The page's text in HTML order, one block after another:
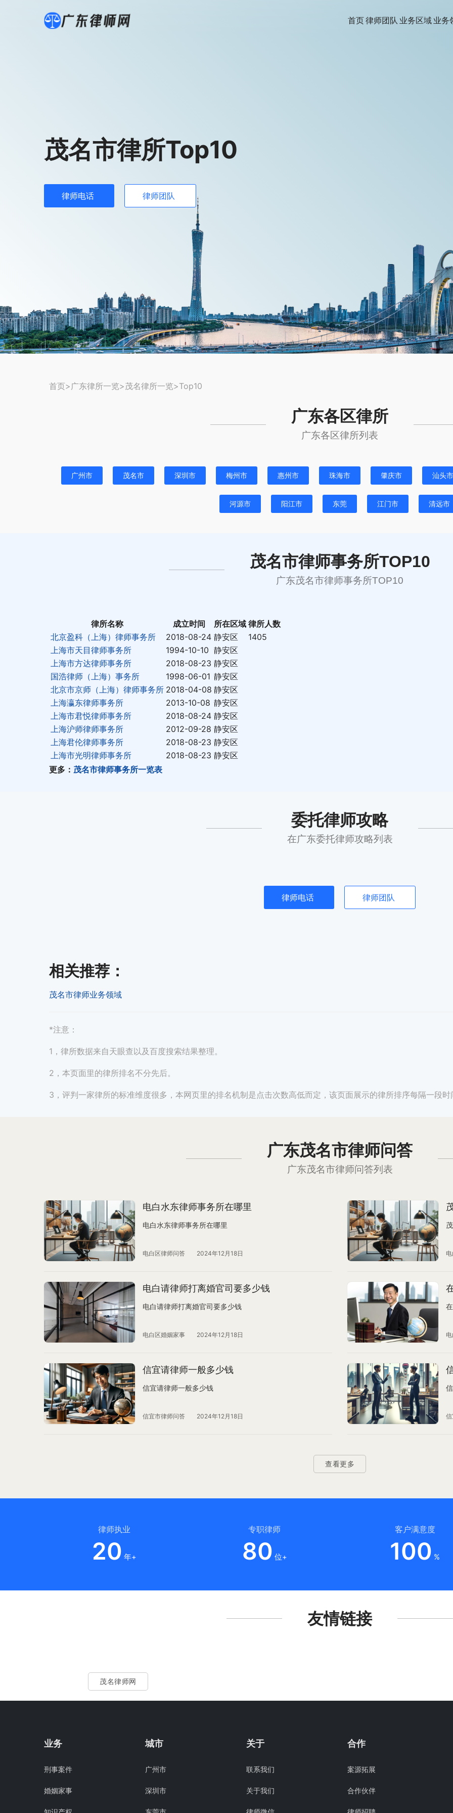
首页律师团队 业务区域 业务
茂名市律所Top10
律师电话 律师团队
首页> 广东律所一览>茂名律所一览>Top10
广东各区律所
广东各区律所列表
广州市 茂名市 深圳市 梅州市 惠州市 珠海市 肇庆市 汕头市
河源市 阳江市 东莞 江门市 清远市
茂名市律师事务所TOP10
广东茂名市律师事务所TOP10
律所名称 成立时间 所在区域 律所人数
北京盈科（上海）律师事务所
2018-08-24 静安区
1405
上海市天目律师事务所
1994-10-10 静安区
上海市方达律师事务所
2018-08-23 静安区
国浩律师（上海）事务所
1998-06-01 静安区
北京市京师（上海）律师事务所 2018-04-08 静安区
上海瀛东律师事务所
2013-10-08 静安区
上海市君悦律师事务所
2018-08-24 静安区
上海沪师律师事务所
2012-09-28 静安区
上海君伦律师事务所
2018-08-23 静安区
上海市光明律师事务所
2018-08-23 静安区
更多： 茂名市律师事务所一览表
委托律师攻略
在广东委托律师攻略列表
律师电话 律师团队
相关推荐 ：
茂名市律师业务领域
*注意：
1，律所数据来自天眼查以及百度搜索结果整理。
2，本页面里的律所排名不分先后。
3，评判一家律所的标准维度很多，本网页里的排名机制是点击次数高低而定，该页面展示的律所排序每隔一段时
广东茂名市律师问答
广东茂名市律师问答列表
电白水东律师事务所在哪里
电白水东律师事务所在哪里
电白区律师问答 2024年12月18日
电白请律师打离婚官司要多少钱
电白请律师打离婚官司要多少钱
电白区婚姻家事 2024年12月18日
信宜请律师一般多少钱
信宜请律师一般多少钱
信宜市律师问答 2024年12月18日
查看更多
律师执业
20 年+
专职律师
80 位+
客户满意度
100 %
友情链接
茂名律师网
业务
刑事案件
婚姻家事
城市
广州市
深圳市
关于
联系我们
关于我们
合作
案源拓展
合作伙伴